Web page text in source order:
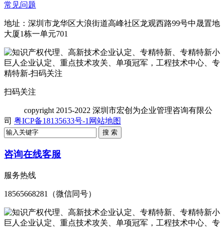
常见问题
地址：深圳市龙华区大浪街道高峰社区龙观西路99号中晟置地
大厦1栋一单元701
扫码关注
copyright 2015-2022 深圳市宏创为企业管理咨询有限公
司 粤ICP备18135633号-1 网站地图
咨询在线客服
服务热线
18565668281（微信同号）